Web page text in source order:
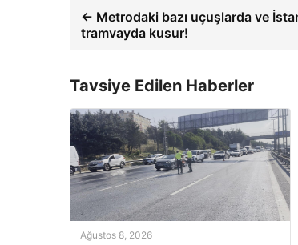
← Metrodaki bazı uçuşlarda ve
tramvayda kusur!
Tavsiye Edilen Haberler
Ağustos 8, 2026